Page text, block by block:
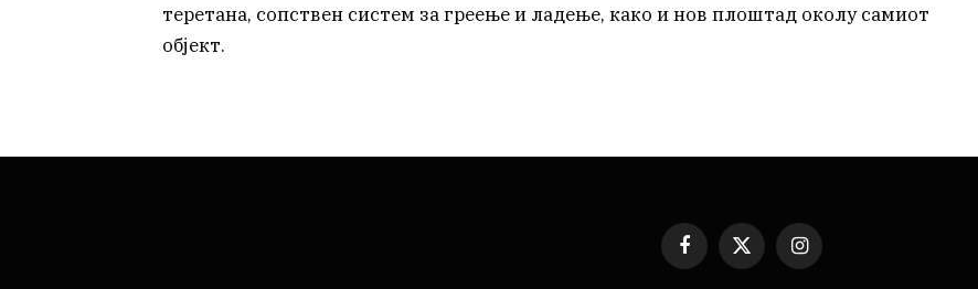
теретана, сопствен систем за греење и ладење, како и нов плоштад околу самиот
објект.
Facebook
X
(Twitter)
Instagram